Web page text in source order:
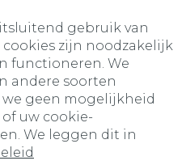
gebruik van
cookies zijn noodzakelijk
functioneren. We
andere soorten
geen mogelijkheid
uw cookie-
We leggen dit in